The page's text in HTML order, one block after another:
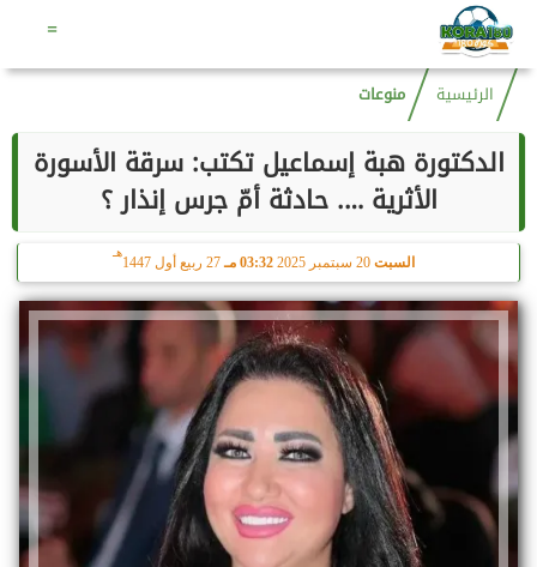
=
الرئيسية منوعات
الدكتورة هبة إسماعيل تكتب: سرقة الأسورة
الأثرية …. حادثة أمّ جرس إنذار ؟
السبت 03:32 مـ 27 ربيع أول 1447
هـ